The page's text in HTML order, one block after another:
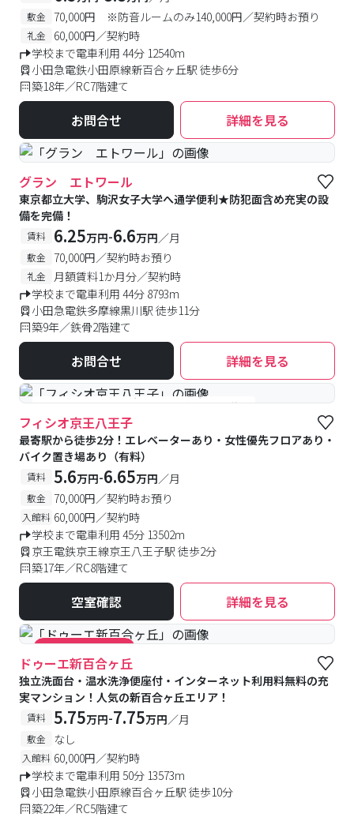
敷金 70,000円 ※防音ルームのみ140,000円／契約時お預り
礼金
60,000円／契約時
学校まで電車利用 44分 12540m
小田急電鉄小田原線新百合ヶ丘駅 徒歩6分
築18年／RC7階建て
お問合せ 詳細を見る
グラン エトワール
東京都立大学、駒沢女子大学へ通学便利★防犯面含め充実の設
備を完備！
賃料 6.25万円-6.6万円／月
敷金 70,000円／契約時お預り
礼金
月額賃料1か月分／契約時
学校まで電車利用 44分 8793m
小田急電鉄多摩線黒川駅 徒歩11分
築9年／鉄骨2階建て
お問合せ 詳細を見る
#女性専用フロアあり #予約受付中 #空室待ち
フィシオ京王八王子
最寄駅から徒歩2分！エレベーターあり・女性優先フロアあり・
バイク置き場あり（有料）
賃料 5.6万円-6.65万円／月
敷金 70,000円／契約時お預り
入館料 60,000円／契約時
学校まで電車利用 45分 13502m
京王電鉄京王線京王八王子駅 徒歩2分
築17年／RC8階建て
空室確認 詳細を見る
#キャンペーン実施中
ドゥーエ新百合ヶ丘
独立洗面台・温水洗浄便座付・インターネット利用料無料の充
実マンション！人気の新百合ヶ丘エリア！
賃料 5.75万円-7.75万円／月
敷金 なし
入館料 60,000円／契約時
学校まで電車利用 50分 13573m
小田急電鉄小田原線百合ヶ丘駅 徒歩10分
築22年／RC5階建て